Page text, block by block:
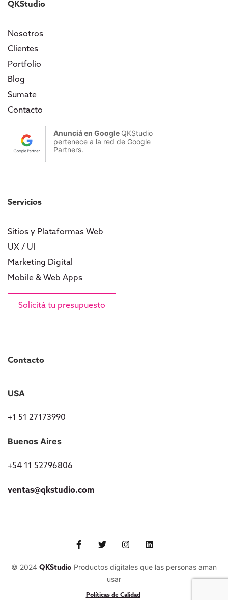
QKStudio
Nosotros
Clientes
Portfolio
Blog
Sumate
Contacto
Anunciá en Google QKStudio
pertenece a la red de Google
Partners.
Servicios
Sitios y Plataformas Web
UX / UI
Marketing Digital
Mobile & Web Apps
Solicitá tu presupuesto
Contacto
USA
+1 51 27173990
Buenos Aires
+54 11 52796806
ventas@qkstudio.com
© 2024 QKStudio Productos digitales que las personas aman
usar
Políticas de Calidad